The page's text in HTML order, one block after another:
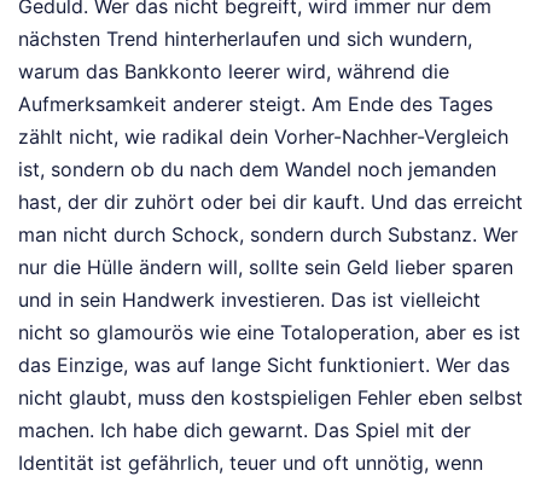
Geduld. Wer das nicht begreift, wird immer nur dem
nächsten Trend hinterherlaufen und sich wundern,
warum das Bankkonto leerer wird, während die
Aufmerksamkeit anderer steigt. Am Ende des Tages
zählt nicht, wie radikal dein Vorher-Nachher-Vergleich
ist, sondern ob du nach dem Wandel noch jemanden
hast, der dir zuhört oder bei dir kauft. Und das erreicht
man nicht durch Schock, sondern durch Substanz. Wer
nur die Hülle ändern will, sollte sein Geld lieber sparen
und in sein Handwerk investieren. Das ist vielleicht
nicht so glamourös wie eine Totaloperation, aber es ist
das Einzige, was auf lange Sicht funktioniert. Wer das
nicht glaubt, muss den kostspieligen Fehler eben selbst
machen. Ich habe dich gewarnt. Das Spiel mit der
Identität ist gefährlich, teuer und oft unnötig, wenn